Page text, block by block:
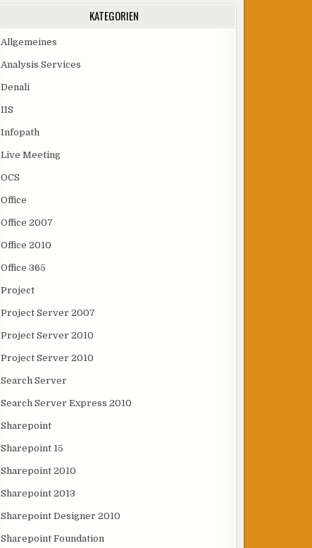
KATEGORIEN
Allgemeines
Analysis Services
Denali
IIS
Infopath
Live Meeting
OCS
Office
Office 2007
Office 2010
Office 365
Project
Project Server 2007
Project Server 2010
Project Server 2010
Search Server
Search Server Express 2010
Sharepoint
Sharepoint 15
Sharepoint 2010
Sharepoint 2013
Sharepoint Designer 2010
Sharepoint Foundation